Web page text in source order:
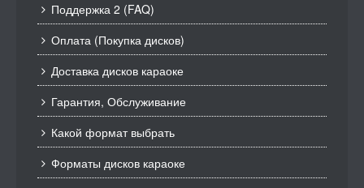
Поддержка 2 (FAQ)
Оплата (Покупка дисков)
Доставка дисков караоке
Гарантия, Обслуживание
Какой формат выбрать
Форматы дисков караоке